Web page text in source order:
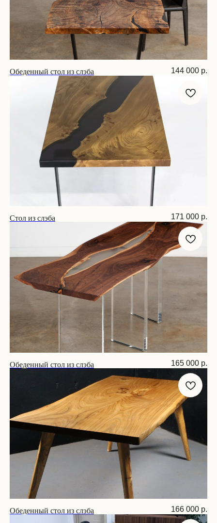
Обеденный стол из слэба
Размер: 200х80х75 см
144 000 р.
Стол из слэба 171 000 р.
Обеденный стол из слэба 165 000 р.
Обеденный стол из слэба 166 000 р.